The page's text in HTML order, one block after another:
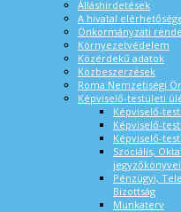
Álláshirdetések
A hivatal
Önkormányzati
Környezetvédelem
Közérdekű adatok
Közbeszerzések
Roma Nemzetiségi
Képviselő-testületi
Képviselő-
Képviselő-
Képviselő-
Szociális,
jegyzőkönyvei
Pénzügyi,
Bizottság
Munkaterv